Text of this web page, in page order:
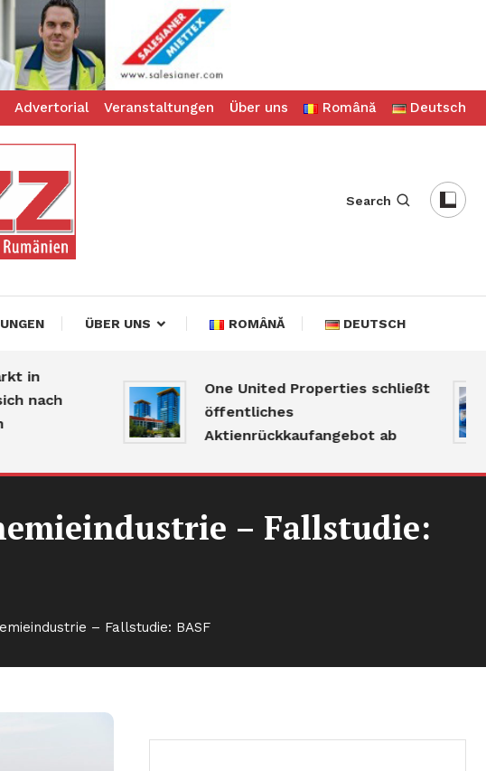
Advertorial Veranstaltungen Über uns Română Deutsch
Search
ÜBER UNS ROMÂNĂ DEUTSCH
One United Properties schließt
öffentliches
Aktienrückkaufangebot ab
– Fallstudie:
– Fallstudie: BASF